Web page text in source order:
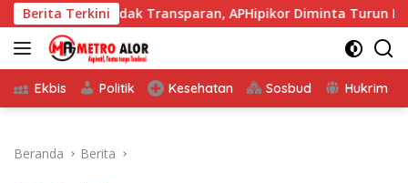
Langsung
ke
konten
Berita Terkini
Tidak Transparan, APHipikor Diminta Turun Lapangan.
Ekbis Politik Kesehatan Sosbud Hukrim
Beranda Berita